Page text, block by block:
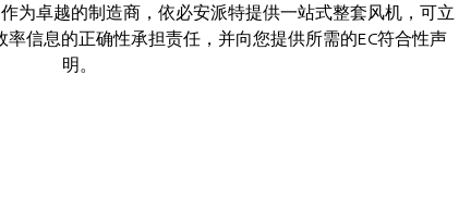
为卓越的制造商，依必安派特提供一站式整套风机，可立
信息的正确性承担责任，并向您提供所需的EC符合性声
明。